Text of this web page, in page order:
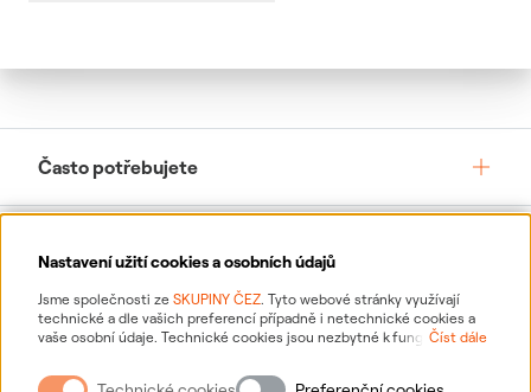
Nastavení užití cookies a osobních údajů
Jsme společnosti ze SKUPINY ČEZ. Tyto webové stránky využívají
technické a dle vašich preferencí případně i netechnické cookies a
vaše osobní údaje. Technické cookies jsou nezbytné k fungování
webové stránky vašim preferencím, k personalizaci reklam a analytice.
Číst dále
Často potřebujete
O ČEZ, a. s.